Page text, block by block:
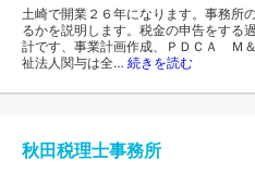
土崎で開業２６年になります。事務所
るかを説明します。税金の申告をする
計です、事業計画作成、ＰＤＣＡ Ｍ
祉法人関与は全… 続きを読む
秋田税理士事務所